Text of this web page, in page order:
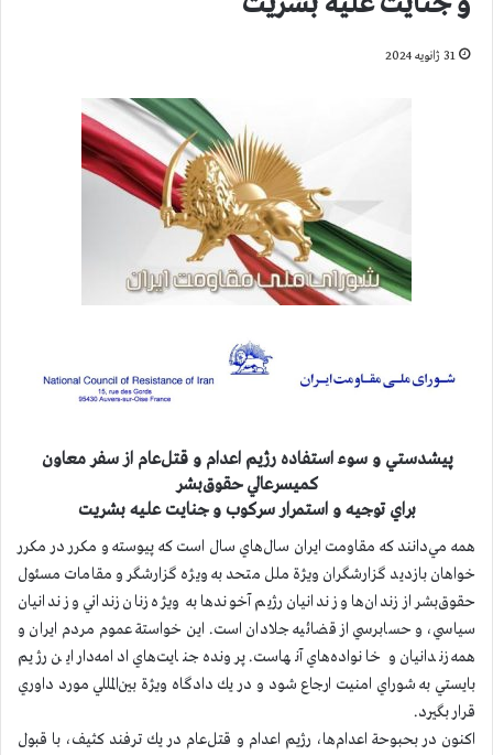
31 ژانویه 2024
پيشدستي و سوء استفاده رژيم اعدام و قتل‌عام از سفر معاون
كميسرعالي حقوق‌بشر
براي توجيه و استمرار سركوب و جنايت عليه بشريت
همه مي‌دانند كه مقاومت ايران سال‌هاي سال است كه پيوسته و مكرر در مكرر
خواهان بازديد گزارشگران ويژة ملل متحد به ويژه گزارشگر و مقامات مسئول
حقوق‌بشر از زندان‌ها و زندانيان رژيم آخوندها به ويژه زنان زنداني و زندانيان
سياسي، و حسابرسي از قضائيه جلادان است. اين خواستة عموم مردم ايران و
همه زندانيان و خانواده‌هاي آنهاست. پرونده جنايت‌هاي ادامه‌دار اين رژيم
بايستي به شوراي امنيت ارجاع شود و در يك دادگاه ويژة بين‌المللي مورد داوري
قرار بگيرد.
اكنون در بحبوحة اعدام‌ها، رژيم اعدام و قتل‌عام در يك ترفند كثيف، با قبول